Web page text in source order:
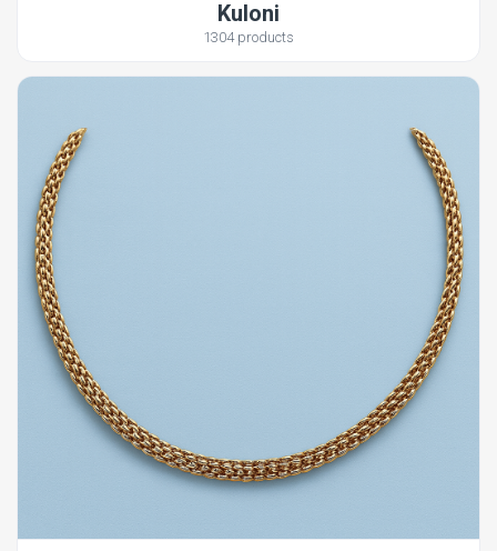
Kuloni
1304 products